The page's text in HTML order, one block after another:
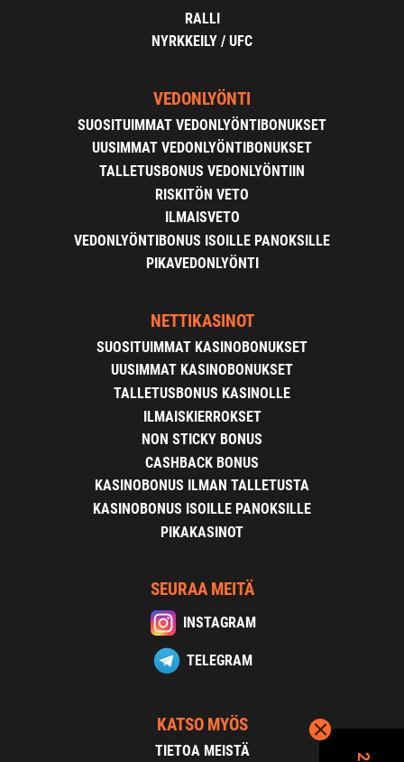
RALLI
NYRKKEILY / UFC
VEDONLYÖNTI
SUOSITUIMMAT VEDONLYÖNTIBONUKSET
UUSIMMAT VEDONLYÖNTIBONUKSET
TALLETUSBONUS VEDONLYÖNTIIN
RISKITÖN VETO
ILMAISVETO
VEDONLYÖNTIBONUS ISOILLE PANOKSILLE
PIKAVEDONLYÖNTI
NETTIKASINOT
SUOSITUIMMAT KASINOBONUKSET
UUSIMMAT KASINOBONUKSET
TALLETUSBONUS KASINOLLE
ILMAISKIERROKSET
NON STICKY BONUS
CASHBACK BONUS
KASINOBONUS ILMAN TALLETUSTA
KASINOBONUS ISOILLE PANOKSILLE
PIKAKASINOT
SEURAA MEITÄ
INSTAGRAM
TELEGRAM
KATSO MYÖS
TIETOA MEISTÄ